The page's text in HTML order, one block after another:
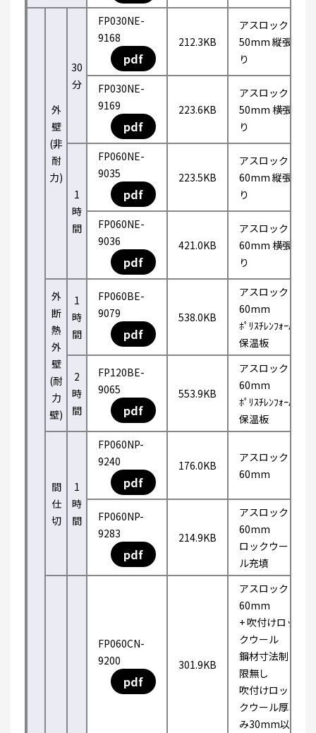
外
壁
(非
耐
力)
30
分
FP030NE-
9168
pdf
212.3KB
アスロック
50mm 縦張
り
FP030NE-
9169
pdf
223.6KB
アスロック
50mm 横張
り
1
時
間
FP060NE-
9035
pdf
223.5KB
アスロック
60mm 縦張
り
FP060NE-
9036
pdf
421.0KB
アスロック
60mm 横張
り
外
断
熱
外
壁
(耐
力
壁)
1
時
間
FP060BE-
9079
pdf
538.0KB
アスロック
60mm
ﾎﾟﾘｽﾁﾚﾝﾌｫｰﾑ
保温板
2
時
間
FP120BE-
9065
pdf
553.9KB
アスロック
60mm
ﾎﾟﾘｽﾁﾚﾝﾌｫｰﾑ
保温板
間
仕
切
1
時
間
FP060NP-
9240
pdf
176.0KB
アスロック
60mm
FP060NP-
9283
pdf
214.9KB
アスロック
60mm
ロックウー
ル充填
FP060CN-
9200
pdf
301.9KB
アスロック
60mm
+ 吹付けロッ
クウール
鋼材寸法制
限無し
吹付けロッ
クウール厚
み30mm以